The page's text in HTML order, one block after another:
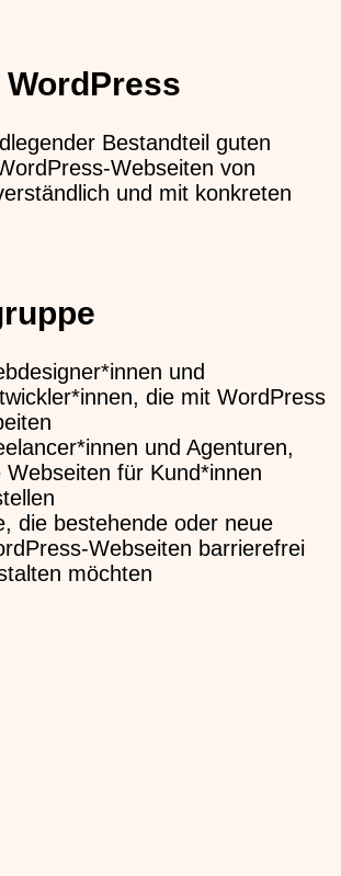
Bestandteil guten
Webseiten von
und mit konkreten
und
die mit WordPress
und Agenturen,
Webseiten für Kund*innen
die bestehende oder neue
Webseiten barrierefrei
möchten